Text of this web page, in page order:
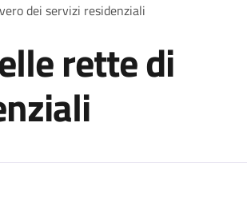
dei servizi residenziali
rette di